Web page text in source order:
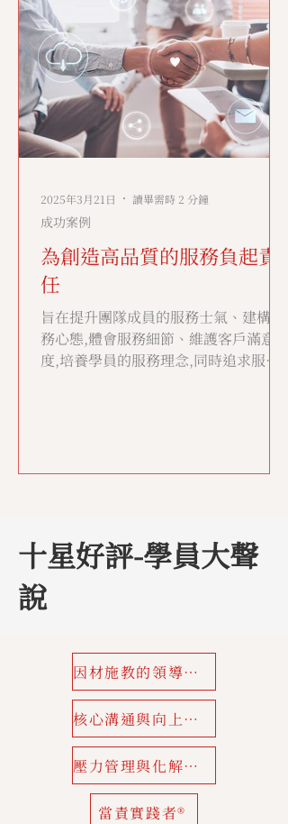
為創造高品質的服務負起責
任
旨在提升團隊成員的服務士氣、建構服
務心態,體會服務細節、維護客戶滿意
度,培養學員的服務理念,同時追求服務
成功案例
2025年3月21日 讀畢需時 2 分鐘
十星好評-學員大聲
說
因材施教的領導力SLII®
核心溝通與向上溝通技巧
壓力管理與化解衝突
當責實踐者®